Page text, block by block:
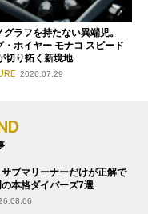
グラフを持たない異端児。
・ホイヤー モナコ スピード
切り拓く新境地
2026.07.29
ブマリーナーだけが正解で
本格ダイバーズ7選